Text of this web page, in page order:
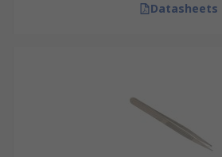
Datasheets